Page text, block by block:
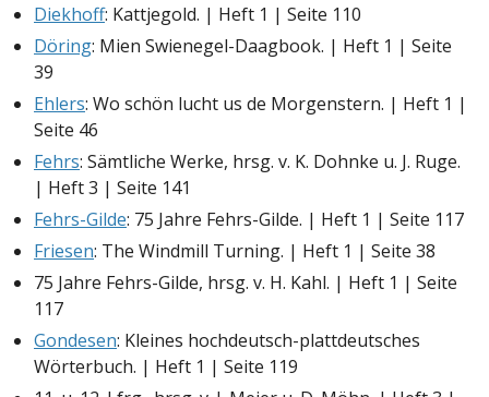
Diekhoff: Kattjegold. | Heft 1 | Seite 110
Döring: Mien Swienegel-Daagbook. | Heft 1 | Seite
39
Ehlers: Wo schön lucht us de Morgenstern. | Heft 1 |
Seite 46
Fehrs: Sämtliche Werke, hrsg. v. K. Dohnke u. J. Ruge.
| Heft 3 | Seite 141
Fehrs-Gilde: 75 Jahre Fehrs-Gilde. | Heft 1 | Seite 117
Friesen: The Windmill Turning. | Heft 1 | Seite 38
75 Jahre Fehrs-Gilde, hrsg. v. H. Kahl. | Heft 1 | Seite
117
Gondesen: Kleines hochdeutsch-plattdeutsches
Wörterbuch. | Heft 1 | Seite 119